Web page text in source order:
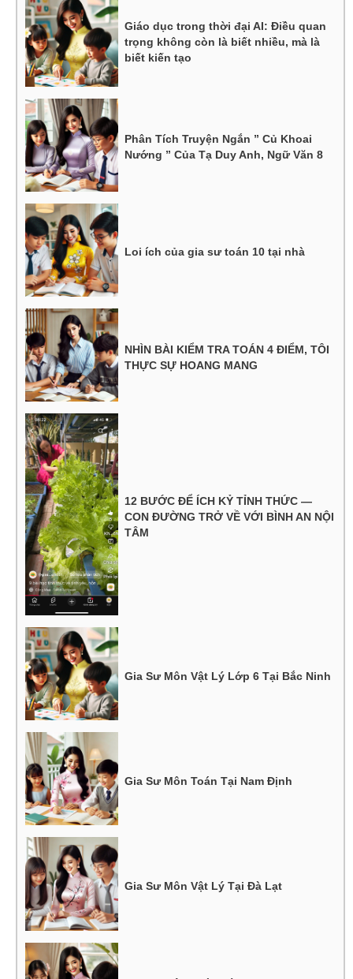
Giáo dục trong thời đại AI: Điều quan
trọng không còn là biết nhiều, mà là
biết kiến tạo
Phân Tích Truyện Ngắn ” Củ Khoai
Nướng ” Của Tạ Duy Anh, Ngữ Văn 8
Loi ích của gia sư toán 10 tại nhà
NHÌN BÀI KIỂM TRA TOÁN 4 ĐIỂM, TÔI
THỰC SỰ HOANG MANG
12 BƯỚC ĐỂ ÍCH KỶ TỈNH THỨC —
CON ĐƯỜNG TRỞ VỀ VỚI BÌNH AN NỘI
TÂM
Gia Sư Môn Vật Lý Lớp 6 Tại Bắc Ninh
Gia Sư Môn Toán Tại Nam Định
Gia Sư Môn Vật Lý Tại Đà Lạt